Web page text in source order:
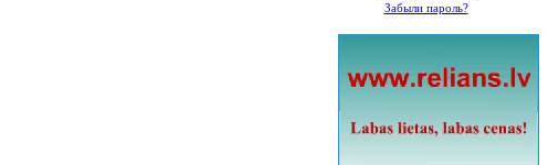
Забыли пароль?